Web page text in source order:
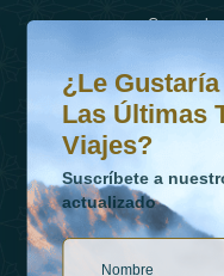
Correo
Número de
¿Le gustaría saber
Suscríbete a nuestro
¿Le
Las Últimas
Viajes?
Suscríbete a
actualizado